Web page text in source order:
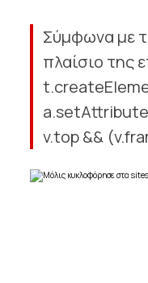
Σύμφωνα με
πλαίσιο της
v.top &&